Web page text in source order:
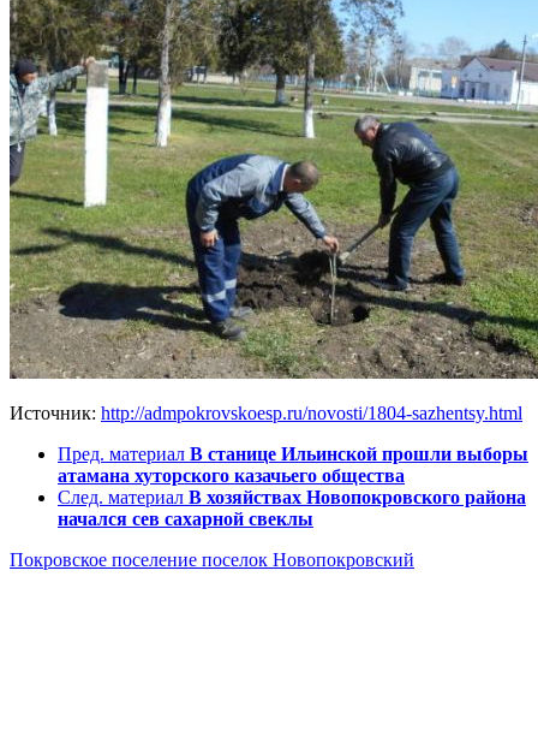
Источник: http://admpokrovskoesp.ru/novosti/1804-sazhentsy.html
Пред. материал В станице Ильинской прошли выборы
атамана хуторского казачьего общества
След. материал В хозяйствах Новопокровского района
начался сев сахарной свеклы
Покровское поселение поселок Новопокровский